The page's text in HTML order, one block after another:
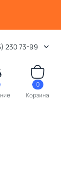
230 73-99
0
Корзина